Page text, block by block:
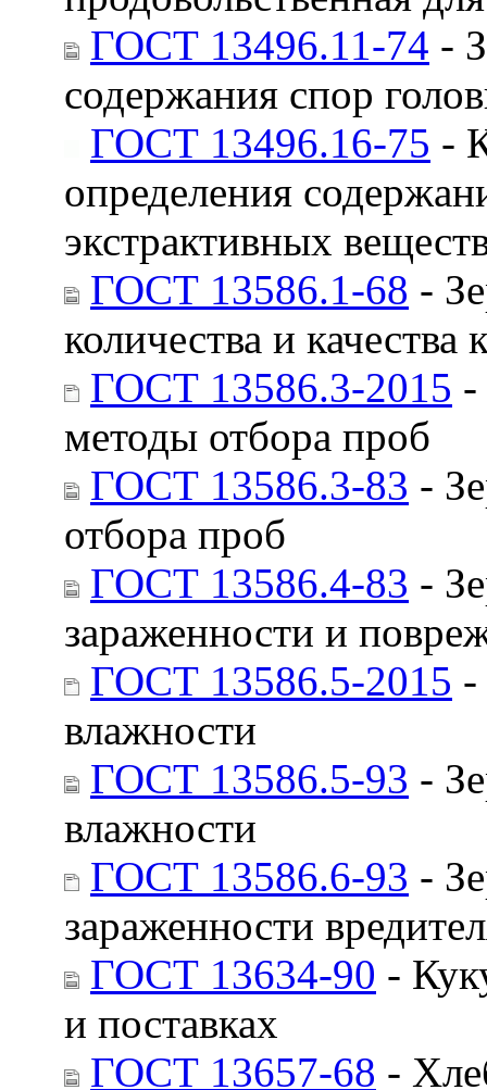
ГОСТ 13496.11-74 -
содержания спор
ГОСТ 13496.16-75 -
определения
экстрактивных
ГОСТ 13586.1-68 -
количества и
ГОСТ 13586.3-2015 -
методы отбора проб
ГОСТ 13586.3-83 -
отбора проб
ГОСТ 13586.4-83 -
зараженности и
ГОСТ 13586.5-2015 -
влажности
ГОСТ 13586.5-93 -
влажности
ГОСТ 13586.6-93 -
зараженности
ГОСТ 13634-90 -
и поставках
ГОСТ 13657-68 -